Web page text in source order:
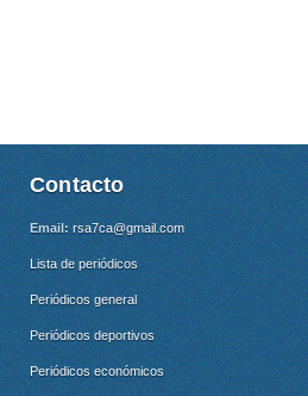
Contacto
Email: rsa7ca@gmail.com
Lista de periódicos
Periódicos general
Periódicos deportivos
Periódicos económicos